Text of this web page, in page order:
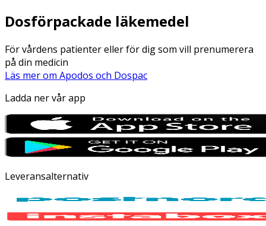
Dosförpackade läkemedel
För vårdens patienter eller för dig som vill prenumerera
på din medicin
Läs mer om Apodos och Dospac
Ladda ner vår app
Leveransalternativ